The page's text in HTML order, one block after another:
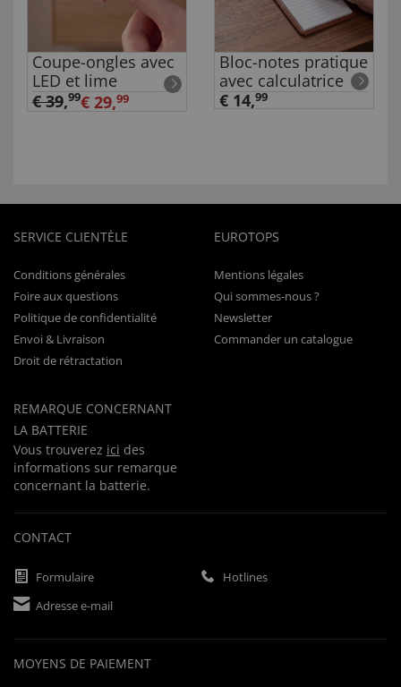
Coupe-ongles avec
LED et lime
€ 39,99€ 29,99
Bloc-notes pratique
avec calculatrice
€ 14,99
SERVICE CLIENTÈLE
Conditions générales
Foire aux questions
Politique de confidentialité
Envoi & Livraison
Droit de rétractation
REMARQUE CONCERNANT
LA BATTERIE
Vous trouverez ici des
informations sur remarque
concernant la batterie.
EUROTOPS
Mentions légales
Qui sommes-nous ?
Newsletter
Commander un catalogue
CONTACT
Formulaire
Hotlines
Adresse e-mail
MOYENS DE PAIEMENT